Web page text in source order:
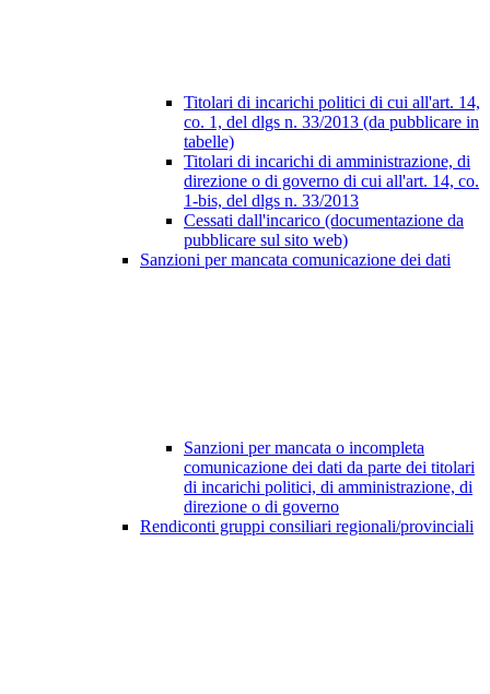
Titolari di incarichi politici di cui all'art. 14,
co. 1, del dlgs n. 33/2013 (da pubblicare in
tabelle)
Titolari di incarichi di amministrazione, di
direzione o di governo di cui all'art. 14, co.
1-bis, del dlgs n. 33/2013
Cessati dall'incarico (documentazione da
pubblicare sul sito web)
Sanzioni per mancata comunicazione dei dati
Sanzioni per mancata o incompleta
comunicazione dei dati da parte dei titolari
di incarichi politici, di amministrazione, di
direzione o di governo
Rendiconti gruppi consiliari regionali/provinciali